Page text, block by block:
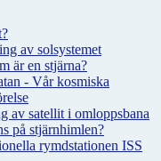
av solsystemet
är en stjärna?
- Vår kosmiska
av satellit i omloppsbana
på stjärnhimlen?
rymdstationen ISS